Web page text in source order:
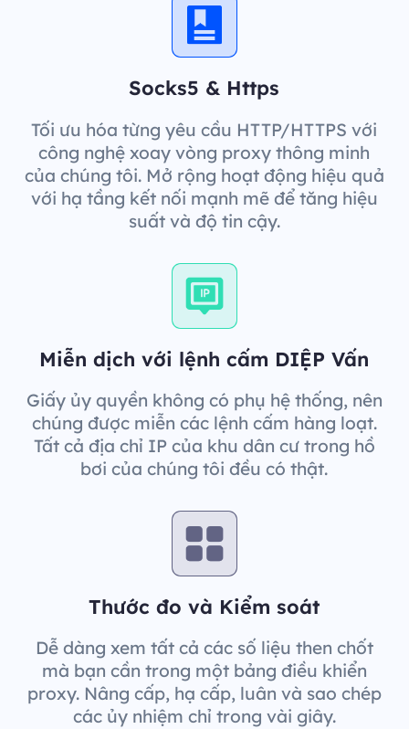
Socks5 & Https
Tối ưu hóa từng yêu cầu HTTP/HTTPS với
công nghệ xoay vòng proxy thông minh
của chúng tôi. Mở rộng hoạt động hiệu quả
với hạ tầng kết nối mạnh mẽ để tăng hiệu
suất và độ tin cậy.
Miễn dịch với lệnh cấm DIỆP Vấn
Giấy ủy quyền không có phụ hệ thống, nên
chúng được miễn các lệnh cấm hàng loạt.
Tất cả địa chỉ IP của khu dân cư trong hồ
bơi của chúng tôi đều có thật.
Thước đo và Kiểm soát
Dễ dàng xem tất cả các số liệu then chốt
mà bạn cần trong một bảng điều khiển
proxy. Nâng cấp, hạ cấp, luân và sao chép
các ủy nhiệm chỉ trong vài giây.